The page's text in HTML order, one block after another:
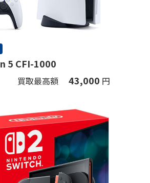
5 CFI-1000
買取最高額 43,000 円